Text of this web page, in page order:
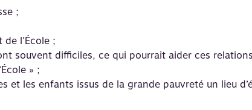
;
l’École ;
souvent difficiles, ce qui pourrait aider ces
» ;
et les enfants issus de la grande pauvreté un lieu